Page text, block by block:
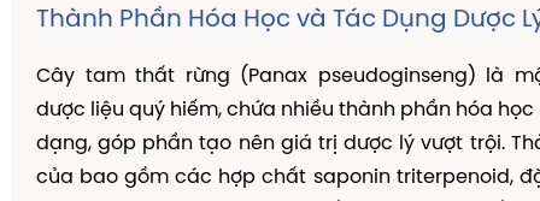
Thành Phần Hóa Học và Tác Dụng Dược
Cây tam thất rừng (Panax pseudoginseng) là
dược liệu quý hiếm, chứa nhiều thành phần hóa
dạng, góp phần tạo nên giá trị dược lý vượt trội.
của bao gồm các hợp chất saponin triterpenoid,